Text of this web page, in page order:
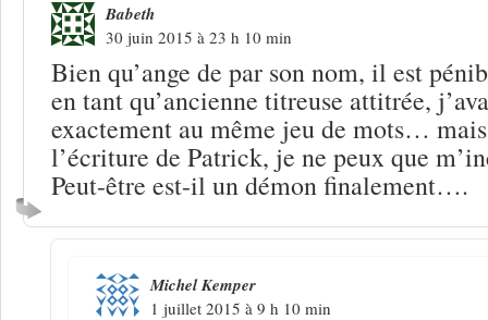
Babeth
30 juin 2015 à 23 h 10 min
Bien qu’ange de par son nom, il est
en tant qu’ancienne titreuse attitrée,
exactement au même jeu de mots…
l’écriture de Patrick, je ne peux que
Peut-être est-il un démon finalement….
Michel Kemper
1 juillet 2015 à 9 h 10 min